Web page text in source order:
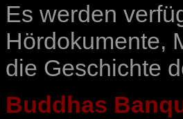
Es werden
Hördokumente,
die Geschichte
Buddhas